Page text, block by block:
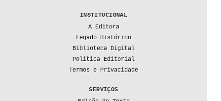
INSTITUCIONAL
A Editora
Legado Histórico
Biblioteca Digital
Política Editorial
Termos e Privacidade
SERVIÇOS